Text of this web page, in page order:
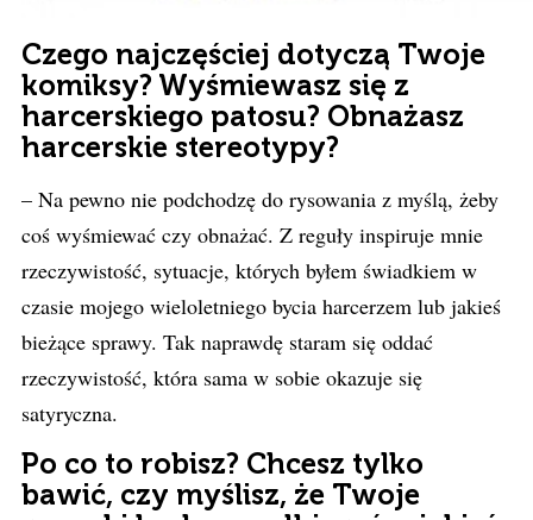
Czego najczęściej dotyczą Twoje
komiksy? Wyśmiewasz się z
harcerskiego patosu? Obnażasz
harcerskie stereotypy?
– Na pewno nie podchodzę do rysowania z myślą, żeby
coś wyśmiewać czy obnażać. Z reguły inspiruje mnie
rzeczywistość, sytuacje, których byłem świadkiem w
czasie mojego wieloletniego bycia harcerzem lub jakieś
bieżące sprawy. Tak naprawdę staram się oddać
rzeczywistość, która sama w sobie okazuje się
satyryczna.
Po co to robisz? Chcesz tylko
bawić, czy myślisz, że Twoje